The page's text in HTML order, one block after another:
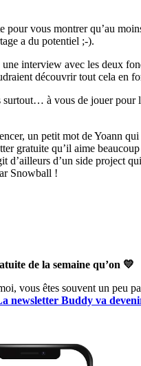
pour vous montrer qu’au
a du potentiel ;-).
une interview avec les deux
découvrir tout cela en
surtout… à vous de jouer pour
un petit mot de Yoann
gratuite qu’il aime
d’ailleurs d’un side project
Snowball !
de la semaine qu’on 💛
vous êtes souvent un peu
newsletter Buddy va